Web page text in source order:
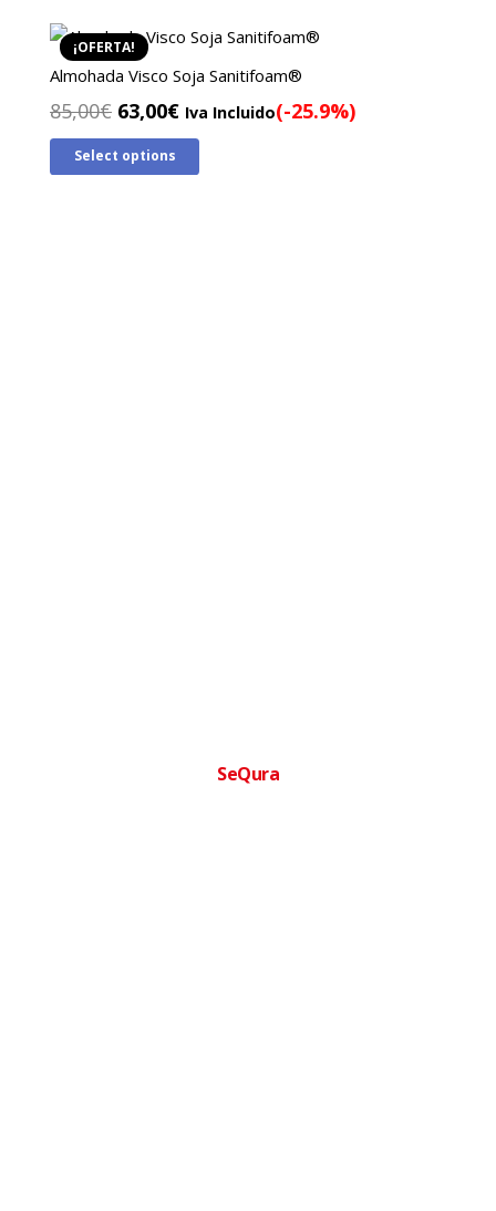
72,00€.52,00€.
¡OFERTA!
Almohada Visco Soja Sanitifoam®
85,00€ El
precio
original
63,00€El
precio
actual
Iva Incluido(-25.9%)
Select options
SeQura